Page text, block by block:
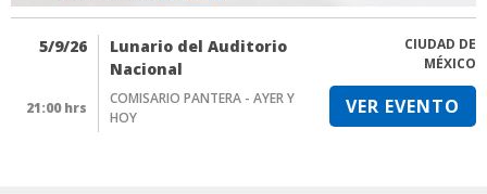
5/9/26
Lunario del Auditorio
Nacional
CIUDAD DE
MÉXICO
21:00 hrs
COMISARIO PANTERA - AYER Y
HOY
VER EVENTO